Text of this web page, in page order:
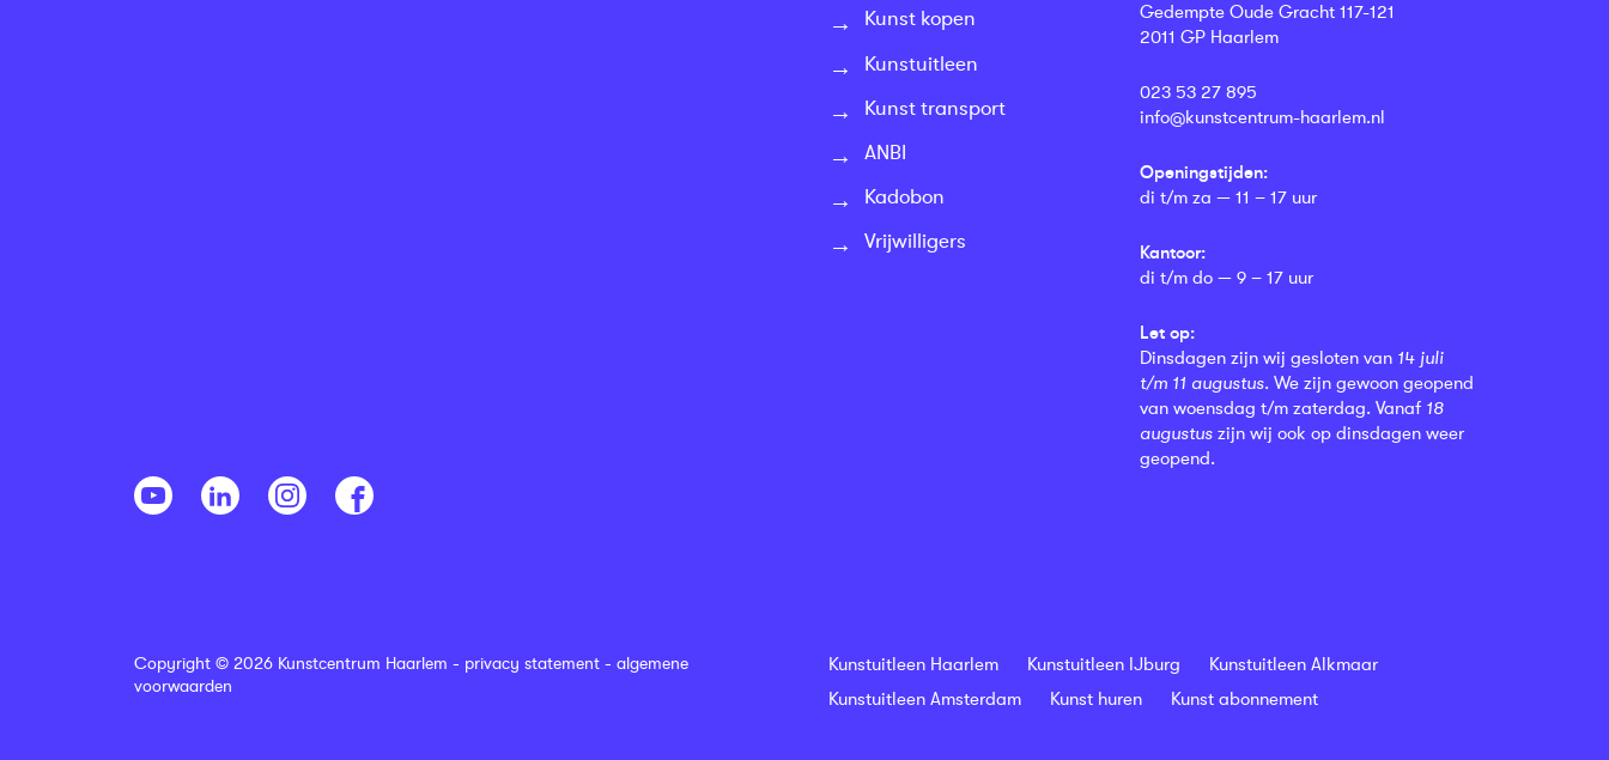
Kunst kopen
Kunstuitleen
Kunst transport
ANBI
Kadobon
Vrijwilligers
Gedempte Oude Gracht 117-121
2011 GP Haarlem
023 53 27 895
info@kunstcentrum-haarlem.nl
Openingstijden:
di t/m za — 11 – 17 uur
Kantoor:
di t/m do — 9 – 17 uur
Let op:
Dinsdagen zijn wij gesloten van 14 juli
t/m 11 augustus. We zijn gewoon geopend
van woensdag t/m zaterdag. Vanaf 18
augustus zijn wij ook op dinsdagen weer
geopend.
Copyright © 2026 Kunstcentrum Haarlem - privacy statement - algemene
voorwaarden
Kunstuitleen Haarlem Kunstuitleen IJburg
Kunstuitleen Alkmaar
Kunstuitleen Amsterdam
Kunst huren Kunst abonnement